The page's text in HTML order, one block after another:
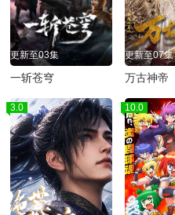
更新至03集
一斩苍穹
更新至07集
万古神帝
3.0 10.0